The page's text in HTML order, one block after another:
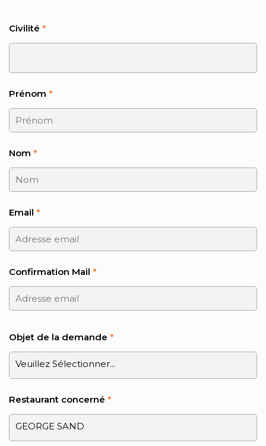
Civilité *
Prénom *
Nom *
Email *
Confirmation Mail *
Objet de la demande *
Restaurant concerné *